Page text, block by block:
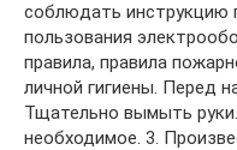
соблюдать инструкцию
пользования
правила, правила
личной гигиены. Перед
Тщательно вымыть
необходимое. 3.